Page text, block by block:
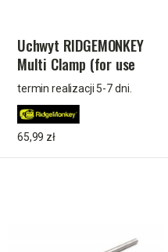
Uchwyt RIDGEMONKEY
Multi Clamp (for use
with Multi Lite Plus,
Bivvy Lites etc)
termin realizacji 5-7 dni.
65,99 zł